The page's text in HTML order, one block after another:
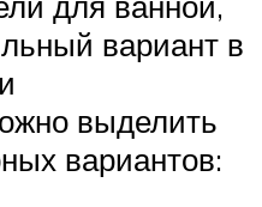
вариант в
выделить
вариантов: